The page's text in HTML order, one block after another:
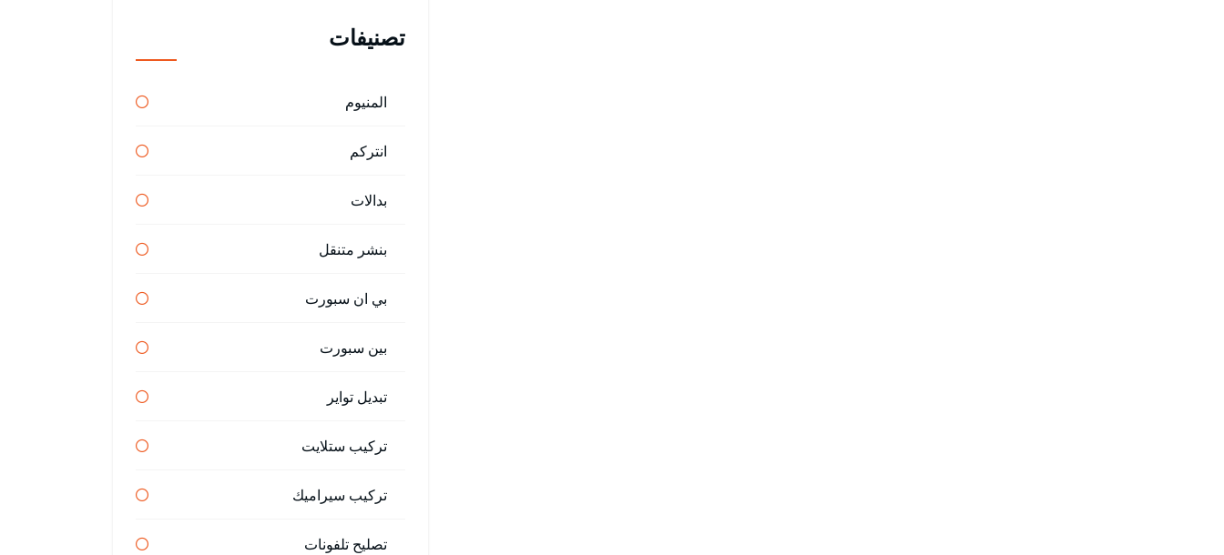
تصنيفات
المنيوم
انتركم
بدالات
بنشر متنقل
بي ان سبورت
بين سبورت
تبديل تواير
تركيب ستلايت
تركيب سيراميك
تصليح تلفونات